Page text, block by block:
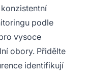
podle
vysoce
obory. Přidělte
identifikují